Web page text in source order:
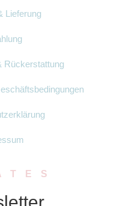
Lieferung
Rückerstattung